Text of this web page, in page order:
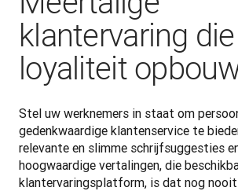
Vertrouwen in Language AI voor
Hoe wij de kwaliteitsbeoordeling voor
Van hoogwaardige tekstvertalingen
Building an instantly accessible voice
klantervaring die
loyaliteit
Stel uw werknemers in staat om
gedenkwaardige klantenservice te
relevante en slimme schrijfsuggesties
hoogwaardige vertalingen, die
klantervaringsplatform, is dat nog